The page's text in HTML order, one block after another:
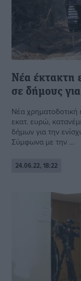
Νέα έκτακτη
σε δήμους
Νέα
εκατ. ευρώ,
δήμων για την
Σύμφωνα με την ...
24.06.22, 18:22